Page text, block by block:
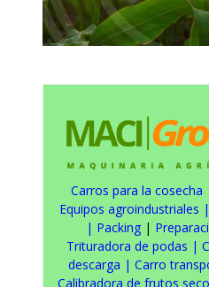
Carros para la cosecha
Equipos agroindustriales |
| Packing|
Trituradora de podas |
descarga | Carro
Calibradora de frutos